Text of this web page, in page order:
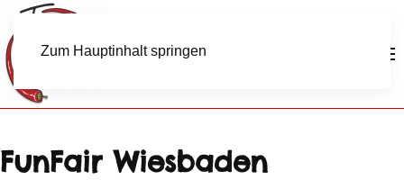
Zum Hauptinhalt springen
FunFair Wiesbaden